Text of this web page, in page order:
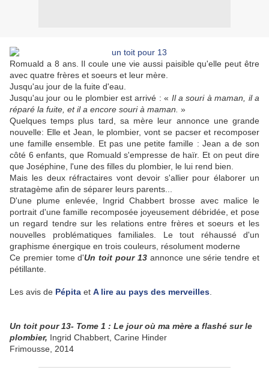
Romuald a 8 ans. Il coule une vie aussi paisible qu'elle peut être
avec quatre frères et soeurs et leur mère.
Jusqu'au jour de la fuite d'eau.
Jusqu'au jour ou le plombier est arrivé : « Il a souri à maman, il a
réparé la fuite, et il a encore souri à maman. »
Quelques temps plus tard, sa mère leur annonce une grande
nouvelle: Elle et Jean, le plombier, vont se pacser et recomposer
une famille ensemble. Et pas une petite famille : Jean a de son
côté 6 enfants, que Romuald s'empresse de haïr. Et on peut dire
que Joséphine, l'une des filles du plombier, le lui rend bien.
Mais les deux réfractaires vont devoir s'allier pour élaborer un
stratagème afin de séparer leurs parents...
D'une plume enlevée, Ingrid Chabbert brosse avec malice le
portrait d'une famille recomposée joyeusement débridée, et pose
un regard tendre sur les relations entre frères et soeurs et les
nouvelles problématiques familiales. Le tout réhaussé d'un
graphisme énergique en trois couleurs, résolument moderne
Ce premier tome d'Un toit pour 13annonce une série tendre et
pétillante.
Les avis de Pépita et A lire au pays des merveilles
Un toit pour 13- Tome 1 : Le jour où ma mère a flashé sur le
plombier, Ingrid Chabbert, Carine Hinder
Frimousse, 2014